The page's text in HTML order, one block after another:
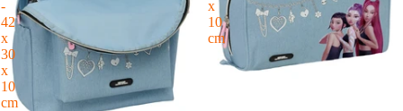
-
42
x
30
x
10
cm
x
10
cm